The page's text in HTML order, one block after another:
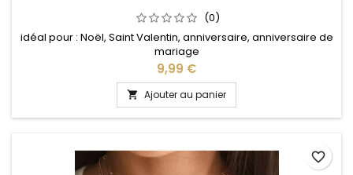
(0)
idéal pour : Noël, Saint Valentin, anniversaire, anniversaire de
mariage
Prix
9,99 €
 Ajouter au panier
favorite_border